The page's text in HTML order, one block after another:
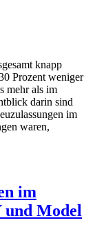
knapp
Prozent weniger
mehr als im
darin sind
im
waren,
im
und Model